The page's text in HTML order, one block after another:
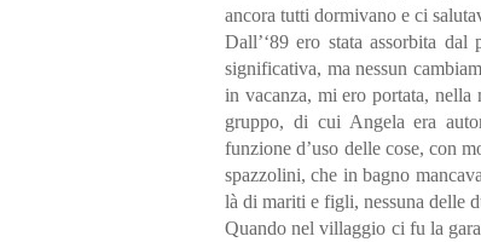
ancora tutti dormivano e ci
Dall’‘89 ero stata assorbita
significativa, ma nessun
in vacanza, mi ero portata, nella
gruppo, di cui Angela era
funzione d’uso delle cose, con
spazzolini, che in bagno
là di mariti e figli, nessuna delle
Quando nel villaggio ci fu la